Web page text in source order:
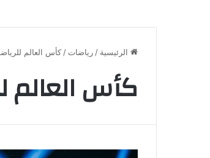
الرئيسية / رياضات / كأس العالم
كأس العالم